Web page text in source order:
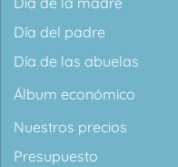
Día del padre
Día de las abuelas
Álbum económico
Nuestros precios
Presupuesto